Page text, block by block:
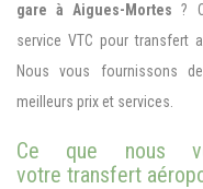
gare à Aigues-Mortes ?
service VTC pour transfert
Nous vous fournissons
meilleurs prix et services.
Ce que nous
votre transfert